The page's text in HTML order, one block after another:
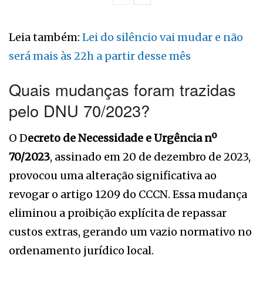
Leia também: Lei do silêncio vai mudar e não
será mais às 22h a partir desse mês
Quais mudanças foram trazidas
pelo DNU 70/2023?
O Decreto de Necessidade e Urgência nº
70/2023, assinado em 20 de dezembro de 2023,
provocou uma alteração significativa ao
revogar o artigo 1209 do CCCN. Essa mudança
eliminou a proibição explícita de repassar
custos extras, gerando um vazio normativo no
ordenamento jurídico local.